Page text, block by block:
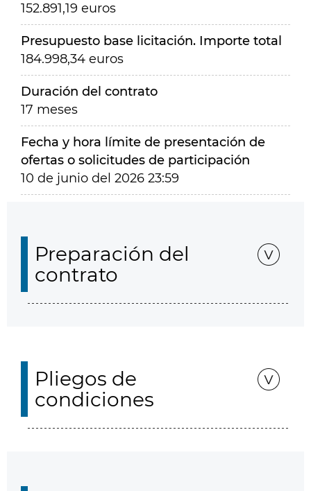
152.891,19 euros
Presupuesto base licitación. Importe total
184.998,34 euros
Duración del contrato
17 meses
Fecha y hora límite de presentación de
ofertas o solicitudes de participación
10 de junio del 2026 23:59
Preparación del
contrato
Pliegos de
condiciones